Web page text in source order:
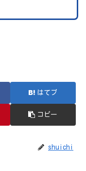
はてブ
コピー
shuichi